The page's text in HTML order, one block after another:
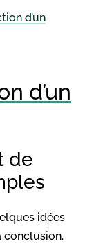
d’un
d’un
de
idées
conclusion.